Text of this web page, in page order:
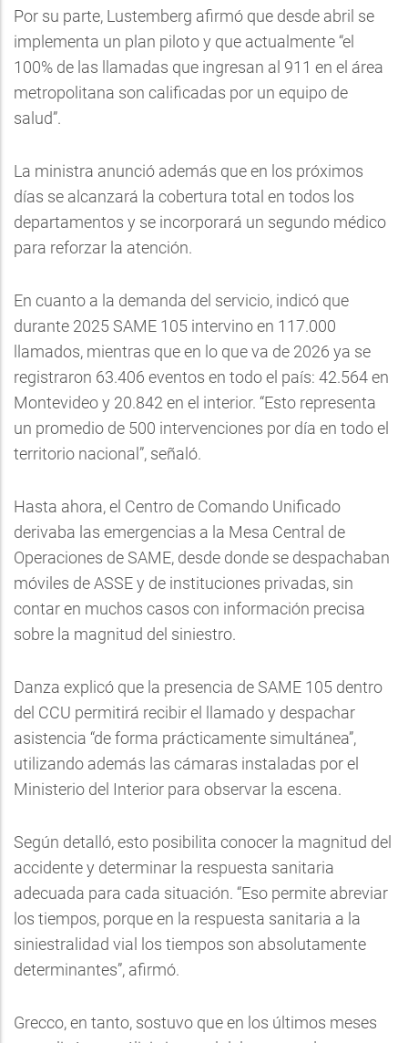
Por su parte, Lustemberg afirmó que desde abril se
implementa un plan piloto y que actualmente “el
100% de las llamadas que ingresan al 911 en el área
metropolitana son calificadas por un equipo de
salud”.
La ministra anunció además que en los próximos
días se alcanzará la cobertura total en todos los
departamentos y se incorporará un segundo médico
para reforzar la atención.
En cuanto a la demanda del servicio, indicó que
durante 2025 SAME 105 intervino en 117.000
llamados, mientras que en lo que va de 2026 ya se
registraron 63.406 eventos en todo el país: 42.564 en
Montevideo y 20.842 en el interior. “Esto representa
un promedio de 500 intervenciones por día en todo el
territorio nacional”, señaló.
Hasta ahora, el Centro de Comando Unificado
derivaba las emergencias a la Mesa Central de
Operaciones de SAME, desde donde se despachaban
móviles de ASSE y de instituciones privadas, sin
contar en muchos casos con información precisa
sobre la magnitud del siniestro.
Danza explicó que la presencia de SAME 105 dentro
del CCU permitirá recibir el llamado y despachar
asistencia “de forma prácticamente simultánea”,
utilizando además las cámaras instaladas por el
Ministerio del Interior para observar la escena.
Según detalló, esto posibilita conocer la magnitud del
accidente y determinar la respuesta sanitaria
adecuada para cada situación. “Eso permite abreviar
los tiempos, porque en la respuesta sanitaria a la
siniestralidad vial los tiempos son absolutamente
determinantes”, afirmó.
Grecco, en tanto, sostuvo que en los últimos meses